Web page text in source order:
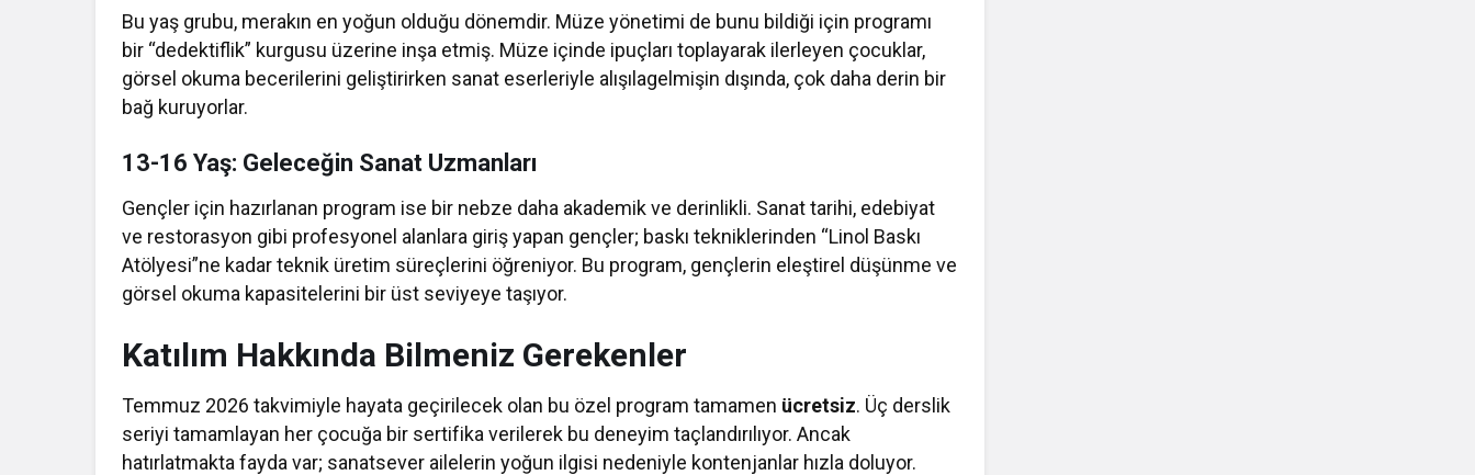
Bu yaş grubu, merakın en yoğun olduğu dönemdir. Müze yönetimi de bunu bildiği için programı
bir “dedektiflik” kurgusu üzerine inşa etmiş. Müze içinde ipuçları toplayarak ilerleyen çocuklar,
görsel okuma becerilerini geliştirirken sanat eserleriyle alışılagelmişin dışında, çok daha derin bir
bağ kuruyorlar.
13-16 Yaş: Geleceğin Sanat Uzmanları
Gençler için hazırlanan program ise bir nebze daha akademik ve derinlikli. Sanat tarihi, edebiyat
ve restorasyon gibi profesyonel alanlara giriş yapan gençler; baskı tekniklerinden “Linol Baskı
Atölyesi”ne kadar teknik üretim süreçlerini öğreniyor. Bu program, gençlerin eleştirel düşünme ve
görsel okuma kapasitelerini bir üst seviyeye taşıyor.
Katılım Hakkında Bilmeniz Gerekenler
Temmuz 2026 takvimiyle hayata geçirilecek olan bu özel program tamamen ücretsiz. Üç derslik
seriyi tamamlayan her çocuğa bir sertifika verilerek bu deneyim taçlandırılıyor. Ancak
hatırlatmakta fayda var; sanatsever ailelerin yoğun ilgisi nedeniyle kontenjanlar hızla doluyor.